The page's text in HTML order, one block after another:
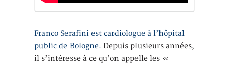
Franco Serafini est cardiologue à l’hôpital
public de Bologne. Depuis plusieurs années,
il s’intéresse à ce qu’on appelle les «